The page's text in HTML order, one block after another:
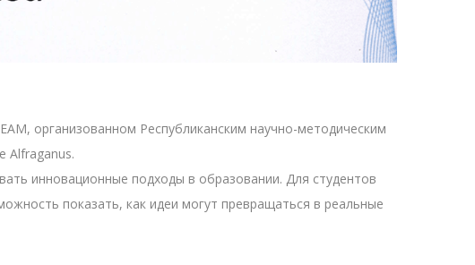
организованном Республиканским научно-методическим
Alfraganus.
инновационные подходы в образовании. Для студентов
показать, как идеи могут превращаться в реальные